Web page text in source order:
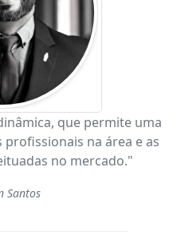
que permite uma
na área e as
no mercado."
Santos